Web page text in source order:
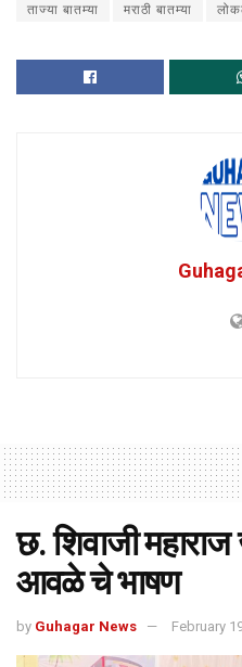
ताज्या बातम्या मराठी बातम्या
छ. शिवाजी महाराज
आवळे चे भाषण
by Guhagar News February